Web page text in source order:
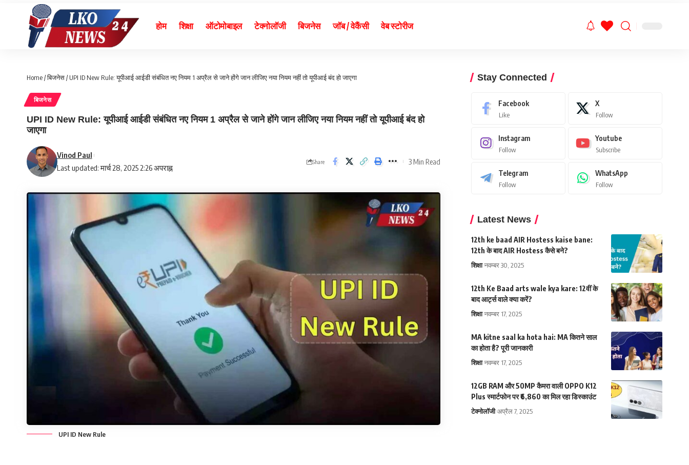
होम शिक्षा ऑटोमोबाइल टेक्नोलॉजी बिजनेस जॉब / वेकैंसी वेब स्टोरीज
Home/बिजनेस/UPI ID New Rule: यूपीआई आईडी संबंधित नए नियम 1 अप्रैल से जाने होंगे जान लीजिए नया नियम नहीं तो यूपीआई बंद हो जाएगा
बिजनेस
UPI ID New Rule: यूपीआई आईडी संबंधित नए नियम 1 अप्रैल से जाने होंगे जान लीजिए नया नियम नहीं तो यूपीआई बंद हो
जाएगा
Last updated: मार्च 28, 2025 2:26 अपराह्न
Vinod Paul
Share 3 Min Read
UPI ID New Rule
Stay Connected
Facebook
Like
X
Follow
Instagram
Follow
Youtube
Subscribe
Telegram
Follow
WhatsApp
Follow
Latest News
12th ke baad AIR Hostess kaise bane:
12th के बाद AIR Hostess कैसे बने?
शिक्षा नवम्बर 30, 2025
12th Ke Baad arts wale kya kare: 12वीं के
बाद आर्ट्स वाले क्या करें?
शिक्षा नवम्बर 17, 2025
MA kitne saal ka hota hai: MA कितने साल
का होता है? पूरी जानकारी
शिक्षा नवम्बर 17, 2025
12GB RAM और 50MP कैमरा वाली OPPO K12
Plus स्मार्टफोन पर ₹6,860 का मिल रहा डिस्काउंट
टेक्नोलॉजी अप्रैल 7, 2025